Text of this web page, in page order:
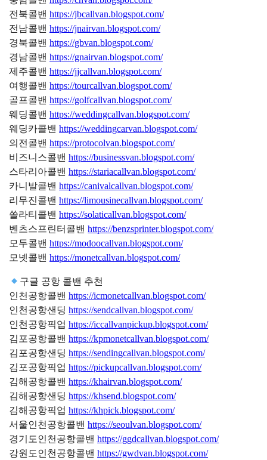
전북콜밴https://jbcallvan.blogspot.com/
전남콜밴https://jnairvan.blogspot.com/
경북콜밴https://gbvan.blogspot.com/
경남콜밴https://gnairvan.blogspot.com/
제주콜밴https://jjcallvan.blogspot.com/
여행콜밴https://tourcallvan.blogspot.com/
골프콜밴https://golfcallvan.blogspot.com/
웨딩콜밴https://weddingcallvan.blogspot.com/
웨딩카콜밴https://weddingcarvan.blogspot.com/
의전콜밴https://protocolvan.blogspot.com/
비즈니스콜밴https://businessvan.blogspot.com/
스타리아콜밴https://stariacallvan.blogspot.com/
카니발콜밴https://canivalcallvan.blogspot.com/
리무진콜밴https://limousinecallvan.blogspot.com/
쏠라티콜밴https://solaticallvan.blogspot.com/
벤츠스프린터콜밴https://benzsprinter.blogspot.com/
모두콜밴https://modoocallvan.blogspot.com/
모넷콜밴https://monetcallvan.blogspot.com/
구글 공항 콜밴 추천
인천공항콜밴https://icmonetcallvan.blogspot.com/
인천공항샌딩https://sendcallvan.blogspot.com/
인천공항픽업https://iccallvanpickup.blogspot.com/
김포공항콜밴https://kpmonetcallvan.blogspot.com/
김포공항샌딩https://sendingcallvan.blogspot.com/
김포공항픽업https://pickupcallvan.blogspot.com/
김해공항콜밴https://khairvan.blogspot.com/
김해공항샌딩https://khsend.blogspot.com/
김해공항픽업https://khpick.blogspot.com/
서울인천공항콜밴https://seoulvan.blogspot.com/
경기도인천공항콜밴https://ggdcallvan.blogspot.com/
강원도인천공항콜밴https://gwdvan.blogspot.com/